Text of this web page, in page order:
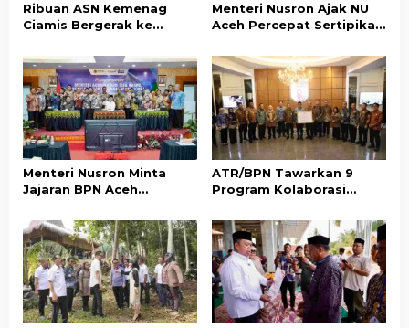
Ribuan ASN Kemenag
Ciamis Bergerak ke
Kebangsaan
Menteri Nusron Ajak NU
Aceh Percepat Sertipikasi
Kepastian Hukum Aset
Umat
Menteri Nusron Minta
Jajaran BPN Aceh
Layanan Pertanahan
Berbasis Kepuasan
Masyarakat
ATR/BPN Tawarkan 9
Program Kolaborasi
untuk Perkuat Layanan
Pertanahan